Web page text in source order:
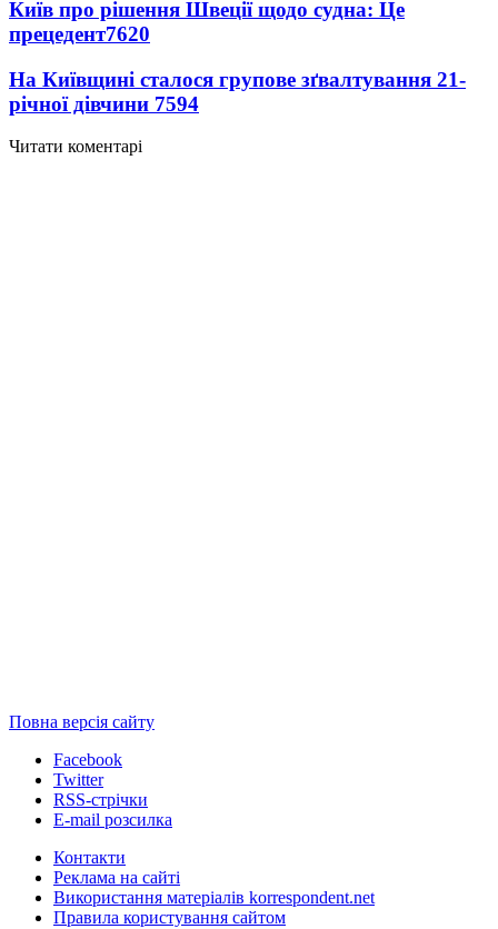
Київ про рішення Швеції щодо судна: Це
прецедент7620
На Київщині сталося групове зґвалтування 21-
річної дівчини 7594
Читати коментарі
Повна версія сайту
Facebook
Twitter
RSS-стрічки
E-mail розсилка
Контакти
Реклама на сайті
Використання матеріалів korrespondent.net
Правила користування сайтом